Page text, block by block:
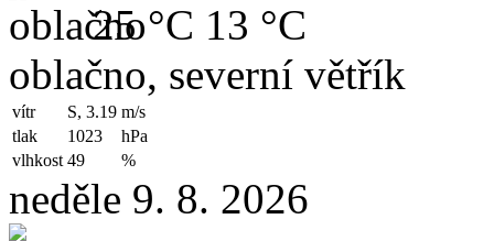
25 °C 13 °C
oblačno, severní větřík
vítr S, 3.19 m/s
tlak
1023
hPa
vlhkost 49 %
neděle 9. 8. 2026